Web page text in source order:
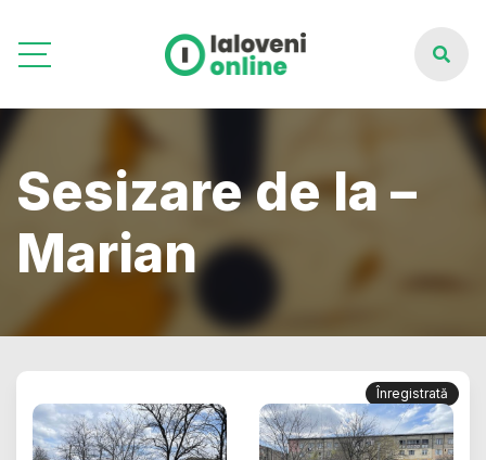
Sesizare de la –
Marian
Înregistrată